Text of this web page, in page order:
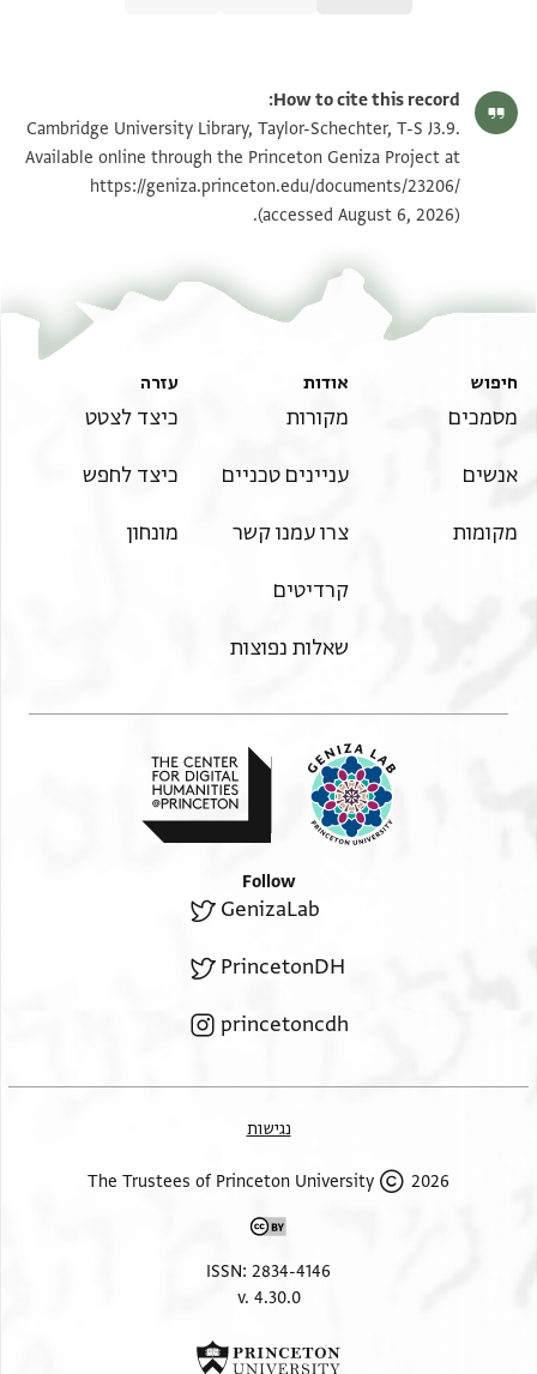
T-S J3.9 1v הגדל וסובב
תנאי היתר שימוש בתצלום
How to cite this record:
Cambridge University Library, Taylor-Schechter, T-S J3.9.
Available online through the Princeton Geniza Project at
https://geniza.princeton.edu/documents/23206/
(accessed August 6, 2026).
חיפוש
מסמכים
אנשים
מקומות
אודות
מקורות
עניינים טכניים
צרו עמנו קשר
קרדיטים
שאלות נפוצות
עזרה
כיצד לצטט
כיצד לחפש
מונחון
Follow
GenizaLab
PrincetonDH
princetoncdh
נגישות
2026 The Trustees of Princeton University
ISSN: 2834-4146
v. 4.30.0